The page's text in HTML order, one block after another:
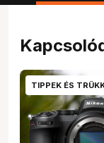
TIPPEK ÉS